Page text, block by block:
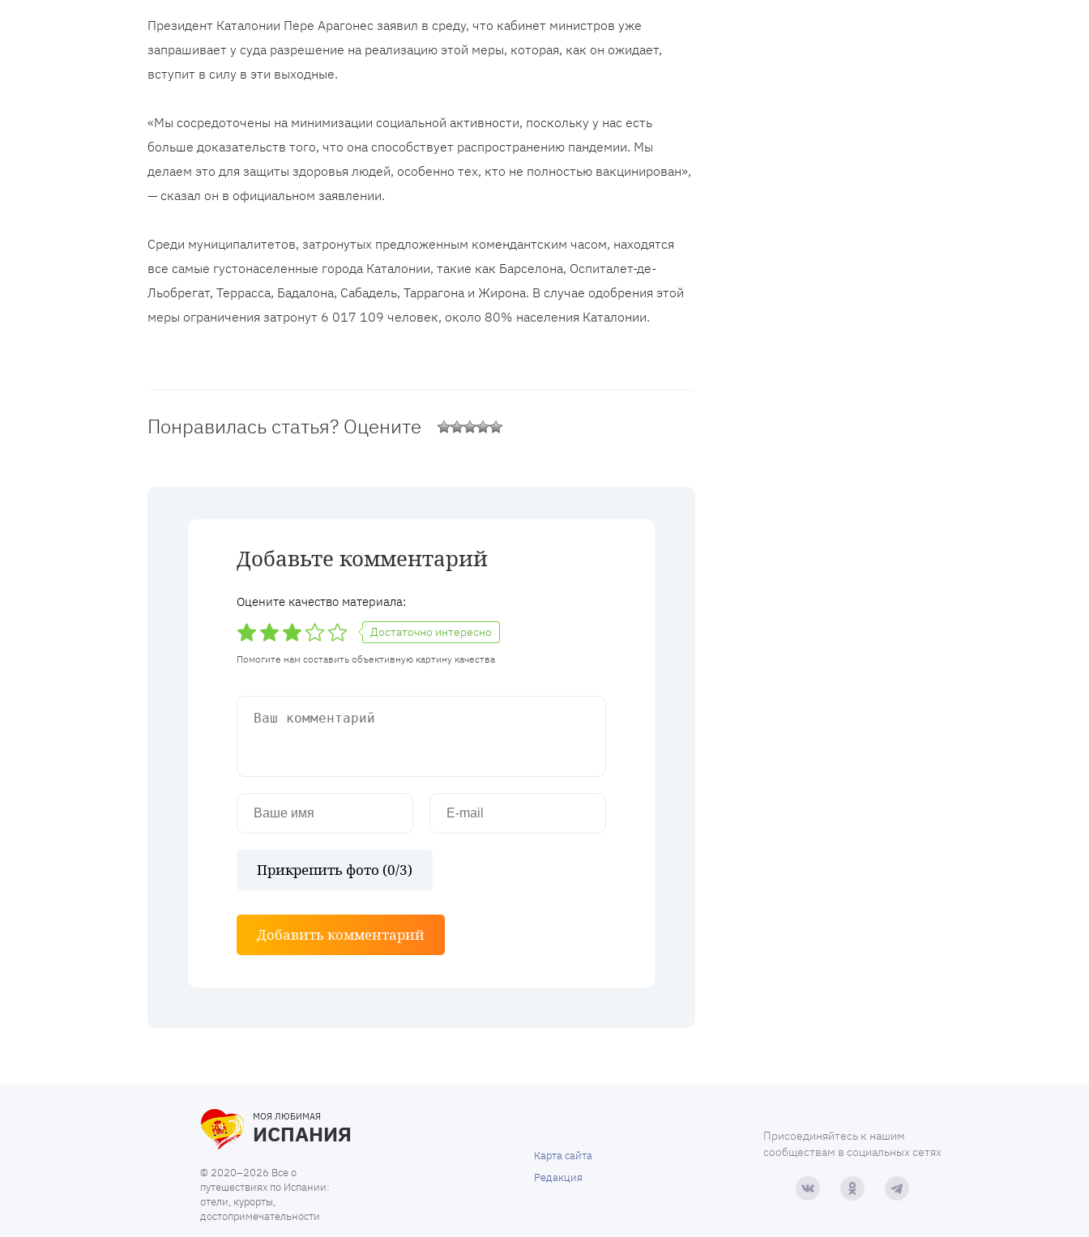
Президент Каталонии Пере Арагонес заявил в среду, что кабинет министров уже
запрашивает у суда разрешение на реализацию этой меры, которая, как он ожидает,
вступит в силу в эти выходные.
«Мы сосредоточены на минимизации социальной активности, поскольку у нас есть
больше доказательств того, что она способствует распространению пандемии. Мы
делаем это для защиты здоровья людей, особенно тех, кто не полностью вакцинирован»,
— сказал он в официальном заявлении.
Среди муниципалитетов, затронутых предложенным комендантским часом, находятся
все самые густонаселенные города Каталонии, такие как Барселона, Оспиталет-де-
Льобрегат, Террасса, Бадалона, Сабадель, Таррагона и Жирона. В случае одобрения этой
меры ограничения затронут 6 017 109 человек, около 80% населения Каталонии.
Понравилась статья? Оцените
Добавьте комментарий
Оцените качество материала:
Достаточно интересно
Помогите нам составить объективную картину качества
Прикрепить фото (0/3)
Добавить комментарий
МОЯ ЛЮБИМАЯ
ИСПАНИЯ
© 2020–2026 Все о
путешествиях по Испании:
отели, курорты,
достопримечательности
Карта сайта
Редакция
Присоединяйтесь к нашим
сообществам в социальных сетях